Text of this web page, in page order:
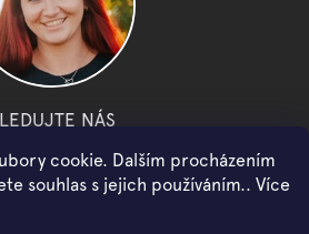
cookie. Dalším procházením
souhlas s jejich používáním.. Více
NÁS
instagram youtube